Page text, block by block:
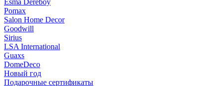
Esma Dereboy
Pomax
Salon Home Decor
Goodwill
Sirius
LSA International
Guaxs
DomeDeco
Новый год
Подарочные сертификаты